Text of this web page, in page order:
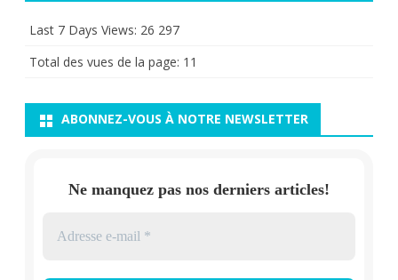
Last 7 Days Views: 26 297
Total des vues de la page: 11
ABONNEZ-VOUS À NOTRE NEWSLETTER
Ne manquez pas nos derniers articles!